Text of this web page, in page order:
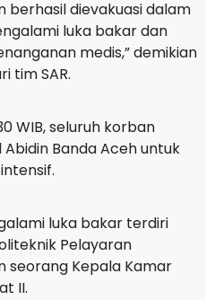
berhasil dievakuasi dalam
luka bakar dan
medis,” demikian
tim SAR.
WIB, seluruh korban
Abidin Banda Aceh untuk
luka bakar terdiri
Pelayaran
seorang Kepala Kamar
II.